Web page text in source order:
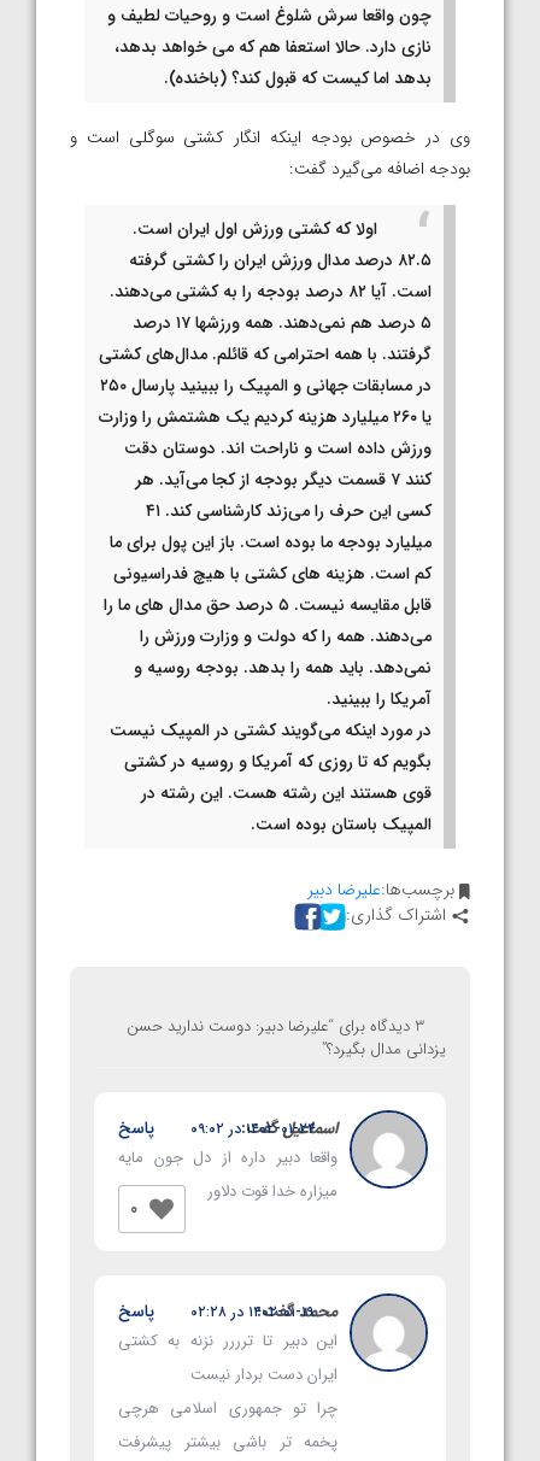
چون واقعا سرش شلوغ است و روحیات لطیف و
نازی دارد. حالا استعفا هم که می خواهد بدهد،
بدهد اما کیست که قبول کند؟ (باخنده).
وی در خصوص بودجه اینکه انگار کشتی سوگلی است و
بودجه اضافه می‌گیرد گفت:
اولا که کشتی ورزش اول ایران است.
۸۲.۵ درصد مدال ورزش ایران را کشتی گرفته
است. آیا ۸۲ درصد بودجه را به کشتی می‌دهند.
۵ درصد هم نمی‌دهند. همه ورزشها ۱۷ درصد
گرفتند. با همه احترامی که قائلم. مدال‌های کشتی
در مسابقات جهانی و المپیک را ببینید پارسال ۲۵۰
یا ۲۶۰ میلیارد هزینه کردیم یک هشتمش را وزارت
ورزش داده است و ناراحت اند. دوستان دقت
کنند ۷ قسمت دیگر بودجه از کجا می‌آید. هر
کسی این حرف را می‌زند کارشناسی کند. ۴۱
میلیارد بودجه ما بوده است. باز این پول برای ما
کم است. هزینه های کشتی با هیچ فدراسیونی
قابل مقایسه نیست. ۵ درصد حق مدال های ما را
می‌دهند. همه را که دولت و وزارت ورزش را
نمی‌دهد. باید همه را بدهد. بودجه روسیه و
آمریکا را ببینید.
در مورد اینکه می‌گویند کشتی در المپیک نیست
بگویم که تا روزی که آمریکا و روسیه در کشتی
قوی هستند این رشته هست. این رشته در
المپیک باستان بوده است.
برچسب‌ها:علیرضا دبیر
اشتراک گذاری:
3 دیدگاه برای “
علیرضا دبیر: دوست ندارید حسن
یزدانی مدال بگیرد؟”
اسماعیلگفت:
۱۴۰۲-۰۱-۲۴ در ۰۹:۰۲
واقعا دبیر داره از دل جون مایه
میزاره خدا قوت دلاور
0
پاسخ
محمدگفت:
۱۴۰۲-۰۱-۱۹ در ۰۲:۲۸
این دبیر تا ترررر نزنه به کشتی
ایران دست بردار نیست
چرا تو جمهوری اسلامی هرچی
پخمه تر باشی بیشتر پیشرفت
پاسخ